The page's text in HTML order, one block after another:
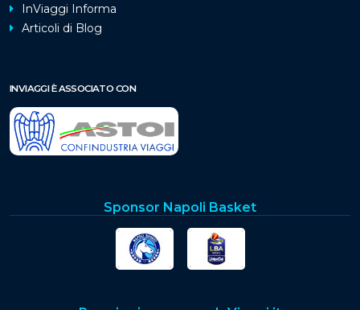
InViaggi Informa
Articoli di Blog
INVIAGGI È ASSOCIATO CON
Sponsor Napoli Basket